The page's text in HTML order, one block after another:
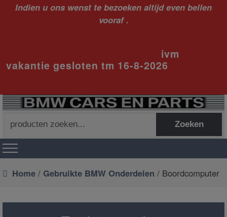
Indien u ons wenst te bezoeken altijd even bellen
vooraf .
ivm
vakantie gesloten tm 16-8-2026
naar:
Zoeken
Home / Gebruikte BMW Onderdelen / Boordcomputer